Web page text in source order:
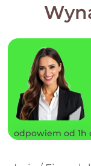
odpowiem od 1h